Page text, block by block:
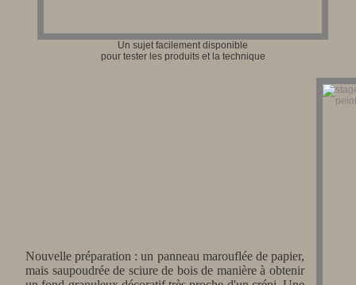
Un sujet facilement disponible
pour tester les produits et la technique
Nouvelle préparation : un panneau marouflée de papier,
mais saupoudrée de sciure de bois de manière à obtenir